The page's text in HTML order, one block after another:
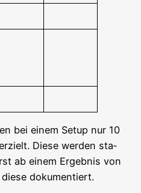
bei einem Set­up nur 10
Die­se wer­den sta­
ab einem Ergeb­nis von
dokumentiert.